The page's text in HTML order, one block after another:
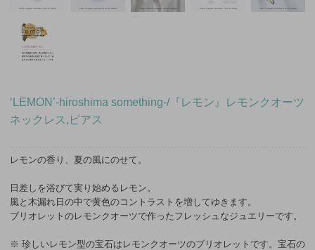
‘LEMON’-hiroshima something-/『レモン』レモンクオーツ
ネックレス,ピアス
レモンの香り、夏の風にのせて。
日差しを浴びて実り始めるレモン。
風と木漏れ日の中で黄色のコントラストを増してゆきます。
ブリオレットのレモンクオーツで作ったフレッシュなジュエリーです。
※ 珍しいレモン型の宝石はレモンクオーツのブリオレットです。宝石の